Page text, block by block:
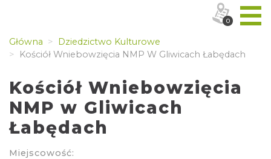
Główna
Dziedzictwo Kulturowe
Kościół Wniebowzięcia NMP W Gliwicach Łabędach
Kościół Wniebowzięcia
NMP w Gliwicach
Łabędach
Miejscowość:
0